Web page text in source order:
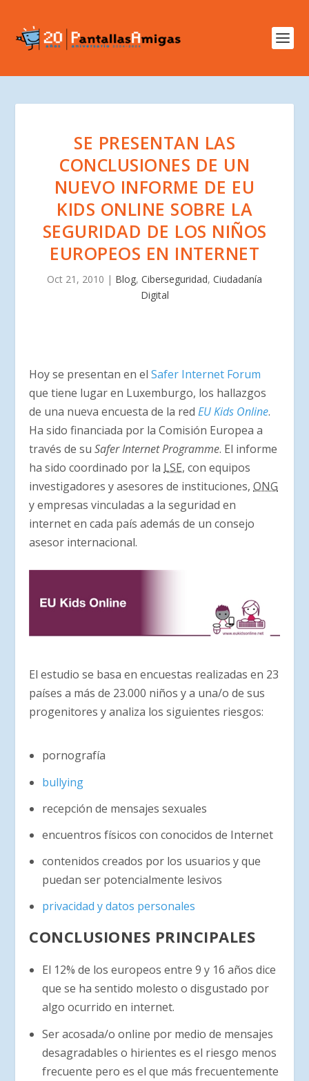
SE PRESENTAN LAS
CONCLUSIONES DE UN
NUEVO INFORME DE EU
KIDS ONLINE SOBRE LA
SEGURIDAD DE LOS NIÑOS
EUROPEOS EN INTERNET
Oct 21, 2010 | Blog, Ciberseguridad, Ciudadanía
Digital
Hoy se presentan en elSafer Internet Forum
que tiene lugar en Luxemburgo, los hallazgos
de una nueva encuesta de la redEU Kids Online.
Ha sido financiada por la Comisión Europea a
través de suSafer Internet Programme. El informe
ha sido coordinado por la LSE, con equipos
investigadores y asesores de instituciones,ONG
y empresas vinculadas a la seguridad en
internet en cada país además de un consejo
asesor internacional.
El estudio se basa en encuestas realizadas en 23
países a más de 23.000 niños y a una/o de sus
progenitores y analiza los siguientes riesgos:
pornografía
bullying
recepción de mensajes sexuales
encuentros físicos con conocidos de Internet
contenidos creados por los usuarios y que
puedan ser potencialmente lesivos
privacidad y datos personales
CONCLUSIONES PRINCIPALES
El 12% de los europeos entre 9 y 16 años dice
que se ha sentido molesto o disgustado por
algo ocurrido en internet.
Ser acosada/o online por medio de mensajes
desagradables o hirientes es el riesgo menos
frecuente pero es el que más frecuentemente